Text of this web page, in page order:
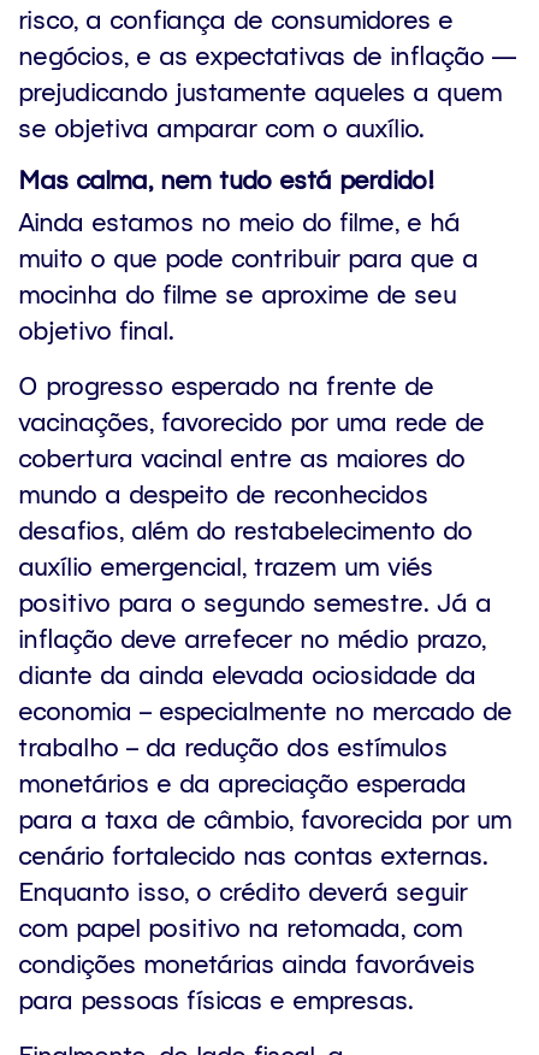
risco, a confiança de consumidores e
negócios, e as expectativas de inflação —
prejudicando justamente aqueles a quem
se objetiva amparar com o auxílio.
Mas calma, nem tudo está perdido!
Ainda estamos no meio do filme, e há
muito o que pode contribuir para que a
mocinha do filme se aproxime de seu
objetivo final.
O progresso esperado na frente de
vacinações, favorecido por uma rede de
cobertura vacinal entre as maiores do
mundo a despeito de reconhecidos
desafios, além do restabelecimento do
auxílio emergencial, trazem um viés
positivo para o segundo semestre. Já a
inflação deve arrefecer no médio prazo,
diante da ainda elevada ociosidade da
economia – especialmente no mercado de
trabalho – da redução dos estímulos
monetários e da apreciação esperada
para a taxa de câmbio, favorecida por um
cenário fortalecido nas contas externas.
Enquanto isso, o crédito deverá seguir
com papel positivo na retomada, com
condições monetárias ainda favoráveis
para pessoas físicas e empresas.